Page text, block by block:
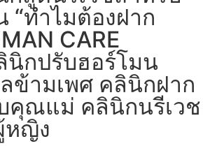
“ทำไมต้องฝาก
CARE
นิกปรับฮอร์โมน
ข้ามเพศ คลินิกฝาก
คุณแม่ คลินิกนรีเวช
หญิง